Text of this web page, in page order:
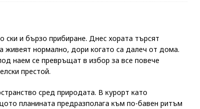
ски и бързо прибиране. Днес хората търсят
живеят нормално, дори когато са далеч от дома.
наем се превръщат в избор за все повече
престой.
сред природата. В курорт като
планината предразполага към по-бавен ритъм